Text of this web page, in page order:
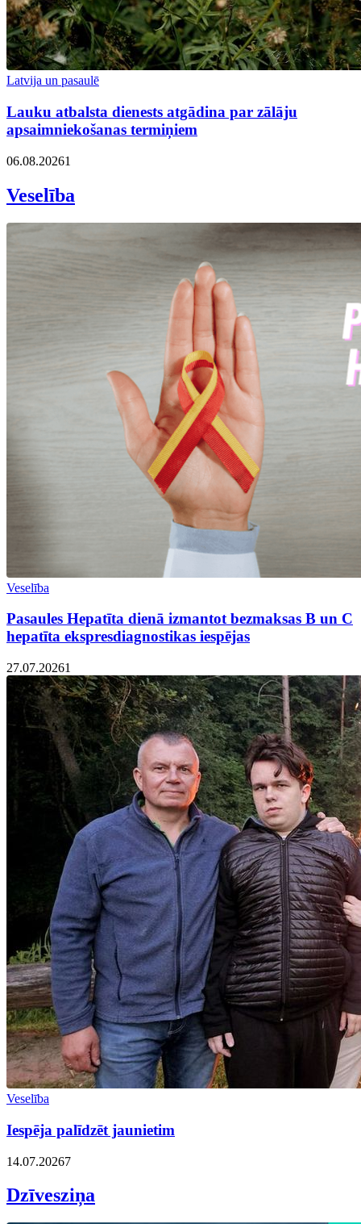
Latvija un pasaulē
Lauku atbalsta dienests atgādina par zālāju
apsaimniekošanas termiņiem
06.08.20261
Veselība
Veselība
Pasaules Hepatīta dienā izmantot bezmaksas B un C
hepatīta ekspresdiagnostikas iespējas
27.07.20261
Veselība
Iespēja palīdzēt jaunietim
14.07.20267
Dzīvesziņa